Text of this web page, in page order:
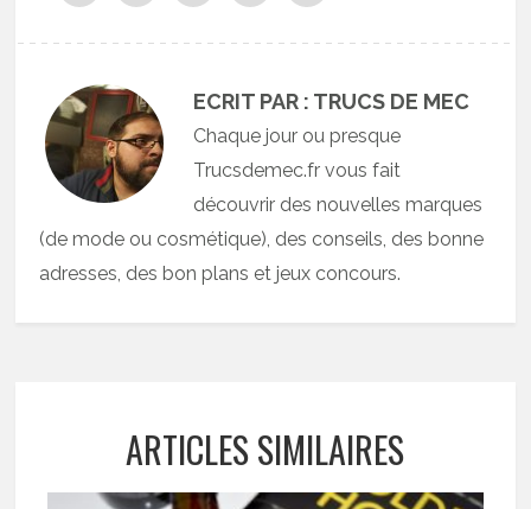
ECRIT PAR : TRUCS DE MEC
Chaque jour ou presque
Trucsdemec.fr vous fait
découvrir des nouvelles marques
(de mode ou cosmétique), des conseils, des bonne
adresses, des bon plans et jeux concours.
ARTICLES SIMILAIRES